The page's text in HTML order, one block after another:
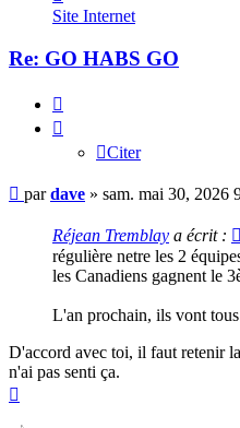
dave
Site Internet
Re: GO HABS GO
Citer
Message
pardave » sam. mai 30, 2026
Réjean Tremblay a écrit :
régulière netre les 2
les Canadiens gagnent le
L'an prochain, ils vont tous
D'accord avec toi, il faut retenir
n'ai pas senti ça.